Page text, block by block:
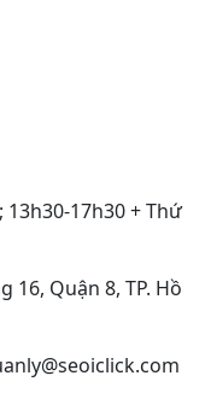
13h30-17h30 + Thứ
16, Quận 8, TP. Hồ